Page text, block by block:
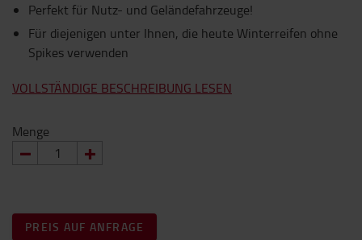
Perfekt für Nutz- und Geländefahrzeuge!
Für diejenigen unter Ihnen, die heute Winterreifen ohne
Spikes verwenden
VOLLSTÄNDIGE BESCHREIBUNG LESEN
Menge
PREIS AUF ANFRAGE